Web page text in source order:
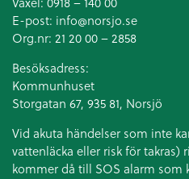
E-post: info@norsjo.se
Org.nr: 21 20 00 – 2858
Besöksadress:
Kommunhuset
Storgatan 67, 935 81, Norsjö
Vid akuta händelser som inte
vattenläcka eller risk för takras)
kommer då till SOS alarm som